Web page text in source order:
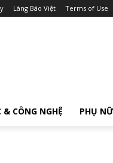
Làng Báo Việt Terms of Use
& CÔNG NGHỆ PHỤ NỮ